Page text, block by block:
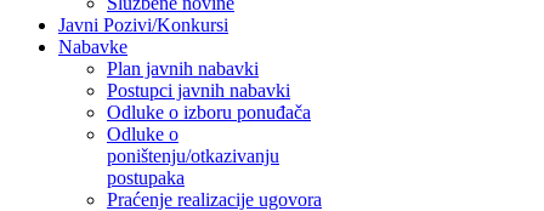
Javni Pozivi/Konkursi
Nabavke
Plan javnih nabavki
Postupci javnih nabavki
Odluke o izboru ponuđača
Odluke o
poništenju/otkazivanju
postupaka
Praćenje realizacije ugovora